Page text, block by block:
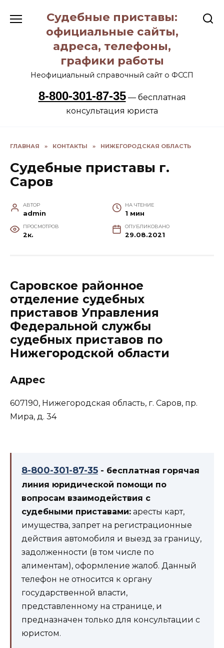
содержанию
Судебные приставы:
официальные сайты,
адреса, телефоны,
графики работы
Неофициальный справочный сайт о ФССП
8-800-301-87-35— бесплатная
консультация юриста
ГЛАВНАЯ » КОНТАКТЫ » НИЖЕГОРОДСКАЯ ОБЛАСТЬ
Судебные приставы г.
Саров
АВТОР
admin
НА ЧТЕНИЕ
1 мин
ПРОСМОТРОВ
2к.
ОПУБЛИКОВАНО
29.08.2021
Саровское районное
отделение судебных
приставов Управления
Федеральной службы
судебных приставов по
Нижегородской области
Адрес
607190, Нижегородская область, г. Саров, пр.
Мира, д. 34
8-800-301-87-35 - бесплатная горячая
линия юридической помощи по
вопросам взаимодействия с
судебными приставами: аресты карт,
имущества, запрет на регистрационные
действия автомобиля и выезд за границу,
задолженности (в том числе по
алиментам), оформление жалоб. Данный
телефон не относится к органу
государственной власти,
представленному на странице, и
предназначен только для консультации с
юристом.